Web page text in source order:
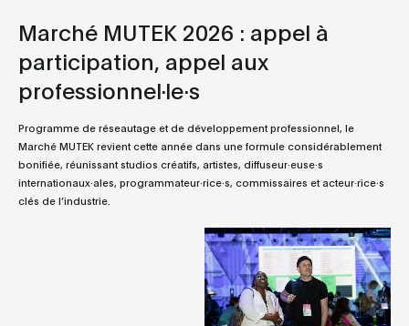
Marché MUTEK 2026 : appel à
participation, appel aux
professionnel·le·s
Programme de réseautage et de développement professionnel, le
Marché MUTEK revient cette année dans une formule considérablement
bonifiée, réunissant studios créatifs, artistes, diffuseur·euse·s
internationaux·ales, programmateur·rice·s, commissaires et acteur·rice·s
clés de l’industrie.